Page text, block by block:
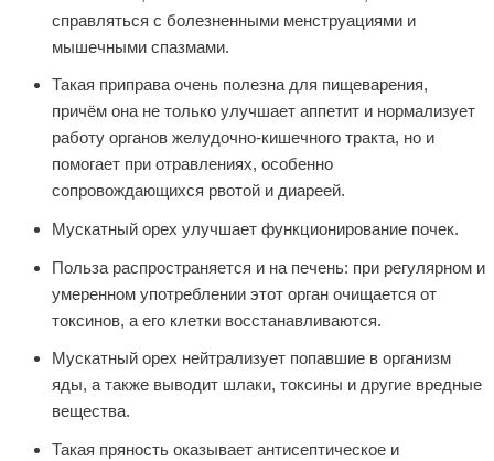
справляться с болезненными менструациями и
мышечными спазмами.
Такая приправа очень полезна для пищеварения,
причём она не только улучшает аппетит и нормализует
работу органов желудочно-кишечного тракта, но и
помогает при отравлениях, особенно
сопровождающихся рвотой и диареей.
Мускатный орех улучшает функционирование почек.
Польза распространяется и на печень: при регулярном и
умеренном употреблении этот орган очищается от
токсинов, а его клетки восстанавливаются.
Мускатный орех нейтрализует попавшие в организм
яды, а также выводит шлаки, токсины и другие вредные
вещества.
Такая пряность оказывает антисептическое и